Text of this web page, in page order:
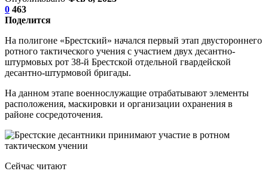
0 463
Поделится
На полигоне «Брестский» начался первый этап двустороннего
ротного тактического учения с участием двух десантно-
штурмовых рот 38-й Брестской отдельной гвардейской
десантно-штурмовой бригады.
На данном этапе военнослужащие отрабатывают элементы
расположения, маскировки и организации охранения в
районе сосредоточения.
Сейчас читают